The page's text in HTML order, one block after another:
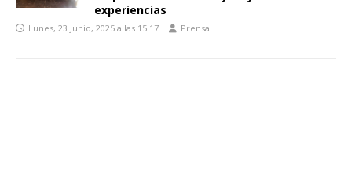
experiencias
Lunes, 23 Junio, 2025 a las 15:17 Prensa